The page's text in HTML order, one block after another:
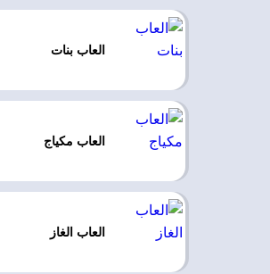
العاب بنات
العاب مكياج
العاب الغاز